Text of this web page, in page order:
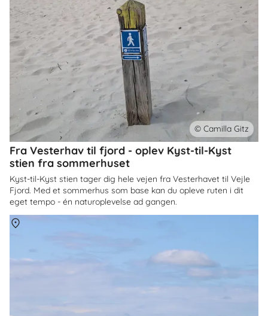
Fra Vesterhav til fjord - oplev Kyst-til-Kyst
stien fra sommerhuset
Kyst-til-Kyst stien tager dig hele vejen fra Vesterhavet til Vejle
Fjord. Med et sommerhus som base kan du opleve ruten i dit
eget tempo - én naturoplevelse ad gangen.
© Camilla Gitz